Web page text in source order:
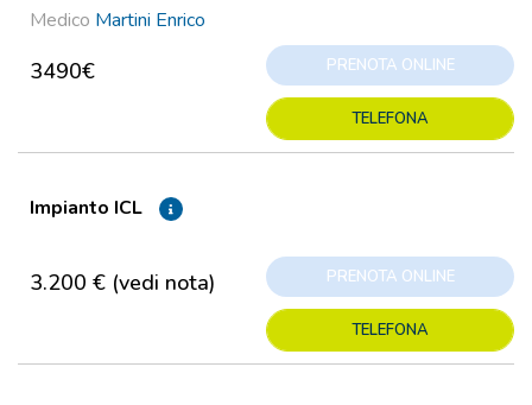
Medico Martini Enrico
3490€ PRENOTA ONLINE
TELEFONA
Impianto ICL
3.200 € (vedi nota) PRENOTA ONLINE
TELEFONA